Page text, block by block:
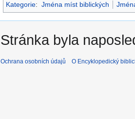
Kategorie: Jména míst biblických
Stránka byla
Ochrana osobních údajů O Encyklopedický